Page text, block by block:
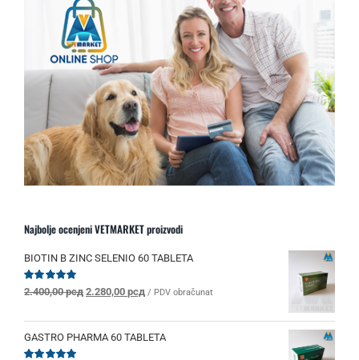
Najbolje ocenjeni VETMARKET proizvodi
BIOTIN B ZINC SELENIO 60 TABLETA
Ocenjeno
od 5
2.400,00рсд Originalna
je
bila:
2.280,00 рсдTrenutna
je:
2.280,00 рсд.
/ PDV obračunat
GASTRO PHARMA 60 TABLETA